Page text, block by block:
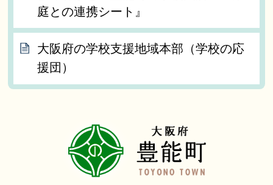
庭との連携シート』
大阪府の学校支援地域本部（学校の応
援団）